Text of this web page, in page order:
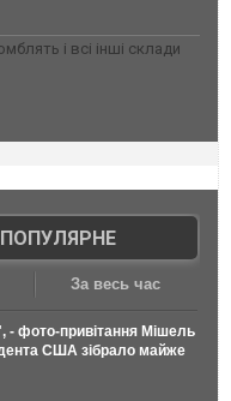
і всі інші склади
ПОПУЛЯРНЕ
За весь час
- фото-привітання Мішель
США зібрало майже